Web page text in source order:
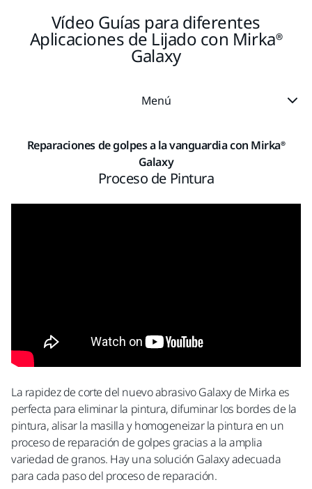
Vídeo Guías para diferentes
Aplicaciones de Lijado con Mirka®
Galaxy
Menú
Reparaciones de golpes a la vanguardia con Mirka®
Galaxy
Proceso de Pintura
La rapidez de corte del nuevo abrasivo Galaxy de Mirka es
perfecta para eliminar la pintura, difuminar los bordes de la
pintura, alisar la masilla y homogeneizar la pintura en un
proceso de reparación de golpes gracias a la amplia
variedad de granos. Hay una solución Galaxy adecuada
para cada paso del proceso de reparación.